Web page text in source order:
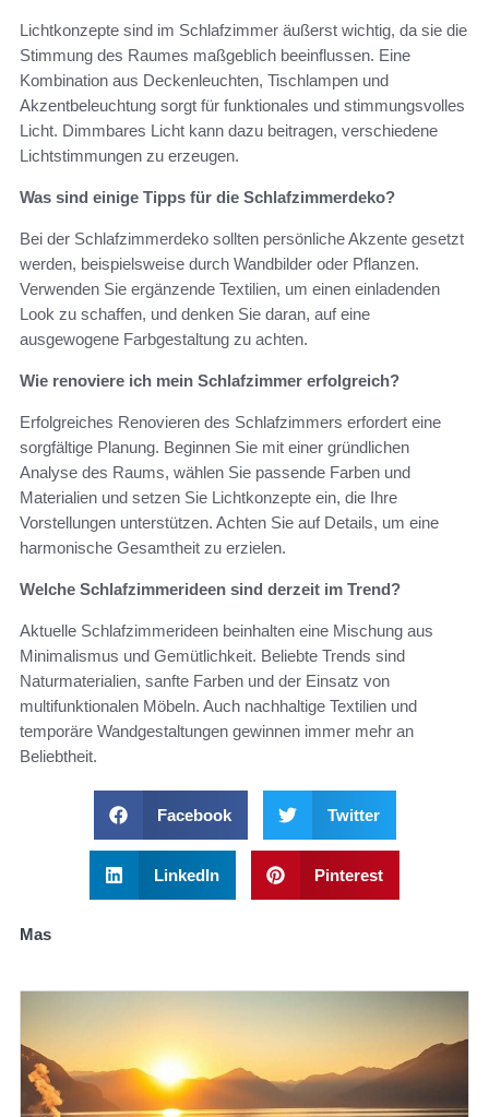
Lichtkonzepte sind im Schlafzimmer äußerst wichtig, da sie die
Stimmung des Raumes maßgeblich beeinflussen. Eine
Kombination aus Deckenleuchten, Tischlampen und
Akzentbeleuchtung sorgt für funktionales und stimmungsvolles
Licht. Dimmbares Licht kann dazu beitragen, verschiedene
Lichtstimmungen zu erzeugen.
Was sind einige Tipps für die Schlafzimmerdeko?
Bei der Schlafzimmerdeko sollten persönliche Akzente gesetzt
werden, beispielsweise durch Wandbilder oder Pflanzen.
Verwenden Sie ergänzende Textilien, um einen einladenden
Look zu schaffen, und denken Sie daran, auf eine
ausgewogene Farbgestaltung zu achten.
Wie renoviere ich mein Schlafzimmer erfolgreich?
Erfolgreiches Renovieren des Schlafzimmers erfordert eine
sorgfältige Planung. Beginnen Sie mit einer gründlichen
Analyse des Raums, wählen Sie passende Farben und
Materialien und setzen Sie Lichtkonzepte ein, die Ihre
Vorstellungen unterstützen. Achten Sie auf Details, um eine
harmonische Gesamtheit zu erzielen.
Welche Schlafzimmerideen sind derzeit im Trend?
Aktuelle Schlafzimmerideen beinhalten eine Mischung aus
Minimalismus und Gemütlichkeit. Beliebte Trends sind
Naturmaterialien, sanfte Farben und der Einsatz von
multifunktionalen Möbeln. Auch nachhaltige Textilien und
temporäre Wandgestaltungen gewinnen immer mehr an
Beliebtheit.
Facebook Twitter
LinkedIn Pinterest
Mas